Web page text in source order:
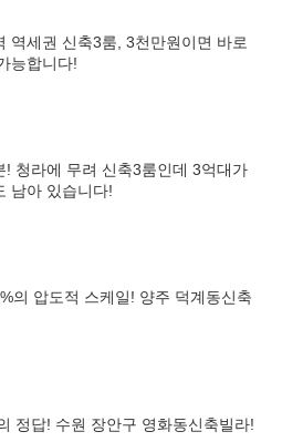
역세권 신축3룸, 3천만원이면 바로
능합니다!
! 청라에 무려 신축3룸인데 3억대가
남아 있습니다!
의 압도적 스케일! 양주 덕계동신축
정답! 수원 장안구 영화동신축빌라!